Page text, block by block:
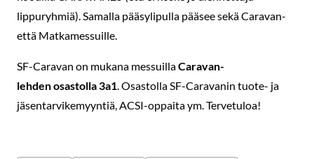
lippuryhmiä). Samalla pääsylipulla pääsee sekä Caravan-
että Matkamessuille.
SF-Caravan on mukana messuillaCaravan-
lehden osastolla 3a1. Osastolla SF-Caravanin tuote- ja
jäsentarvikemyyntiä, ACSI-oppaita ym. Tervetuloa!